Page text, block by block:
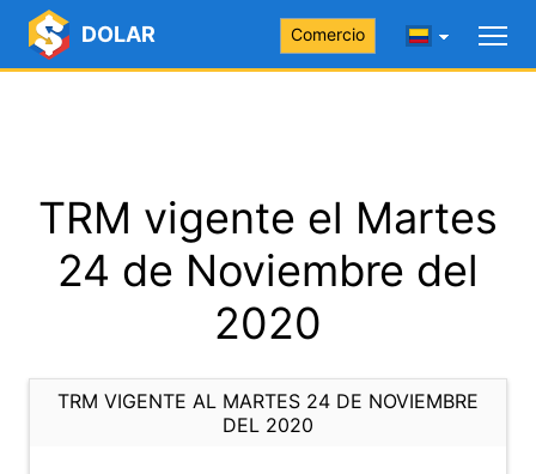
DOLAR Comercio
TRM vigente el Martes
24 de Noviembre del
2020
TRM VIGENTE AL MARTES 24 DE NOVIEMBRE
DEL 2020